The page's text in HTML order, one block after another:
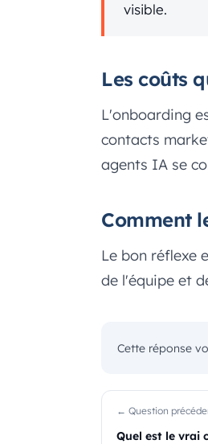
visible.
Les coûts
L'onboarding
contacts
agents IA se
Comment
Le bon réflexe
de l'équipe et
Cette réponse
← Question
Quel est le vrai